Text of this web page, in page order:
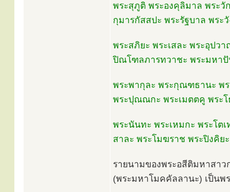
พระสุภูติ พระองคุลิมาล พระ
กุมารกัสสปะ พระรัฐบาล พระ
พระสภิยะ พระเสละ พระอุปว
ปิณโฑลภารทวาชะ พระมหา
พระพากุละ พระกุณฑธานะ พร
พระปุณณกะ พระเมตตคู พระ
พระนันทะ พระเหมกะ พระโต
สาละ พระโมฆราช พระปิงคิย
รายนามของพระอสีติมหาสา
(พระมหาโมคคัลลานะ) เป็นพ